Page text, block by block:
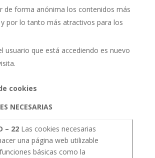
de forma anónima los contenidos más
por lo tanto más atractivos para los
usuario que está accediendo es nuevo
cookies
NECESARIAS
– 22Las cookies necesarias
una página web utilizable
básicas como la